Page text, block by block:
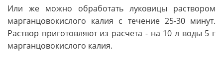
Или же можно обработать луковицы раствором
марганцовокислого калия с течение 25-30 минут.
Раствор приготовляют из расчета - на 10 л воды 5 г
марганцовокислого калия.